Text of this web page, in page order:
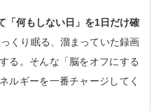
「何もしない日」を1日だけ確
くり眠る、溜まっていた録画
る。そんな「脳をオフにする
ルギーを一番チャージしてく